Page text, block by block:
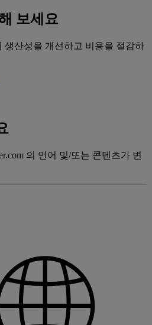
보세요
생산성을 개선하고 비용을 절감하
의 언어 및/또는 콘텐츠가 변